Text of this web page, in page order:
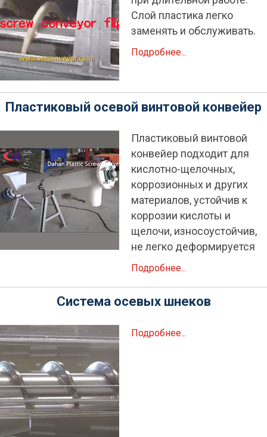
Слой пластика легко
заменять и обслуживать.
Подробнее...
Пластиковый осевой винтовой конвейер
Пластиковый винтовой
конвейер подходит для
кислотно-щелочных,
коррозионных и других
материалов, устойчив к
коррозии кислоты и
щелочи, износоустойчив,
не легко деформируется
Подробнее...
Система осевых шнеков
Подробнее...